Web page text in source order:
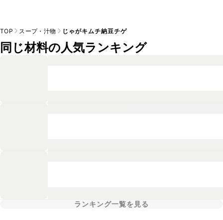
TOP スープ・汁物 じゃがキムチ納豆チゲ
同じ材料の人気ランキング
ランキング一覧を見る